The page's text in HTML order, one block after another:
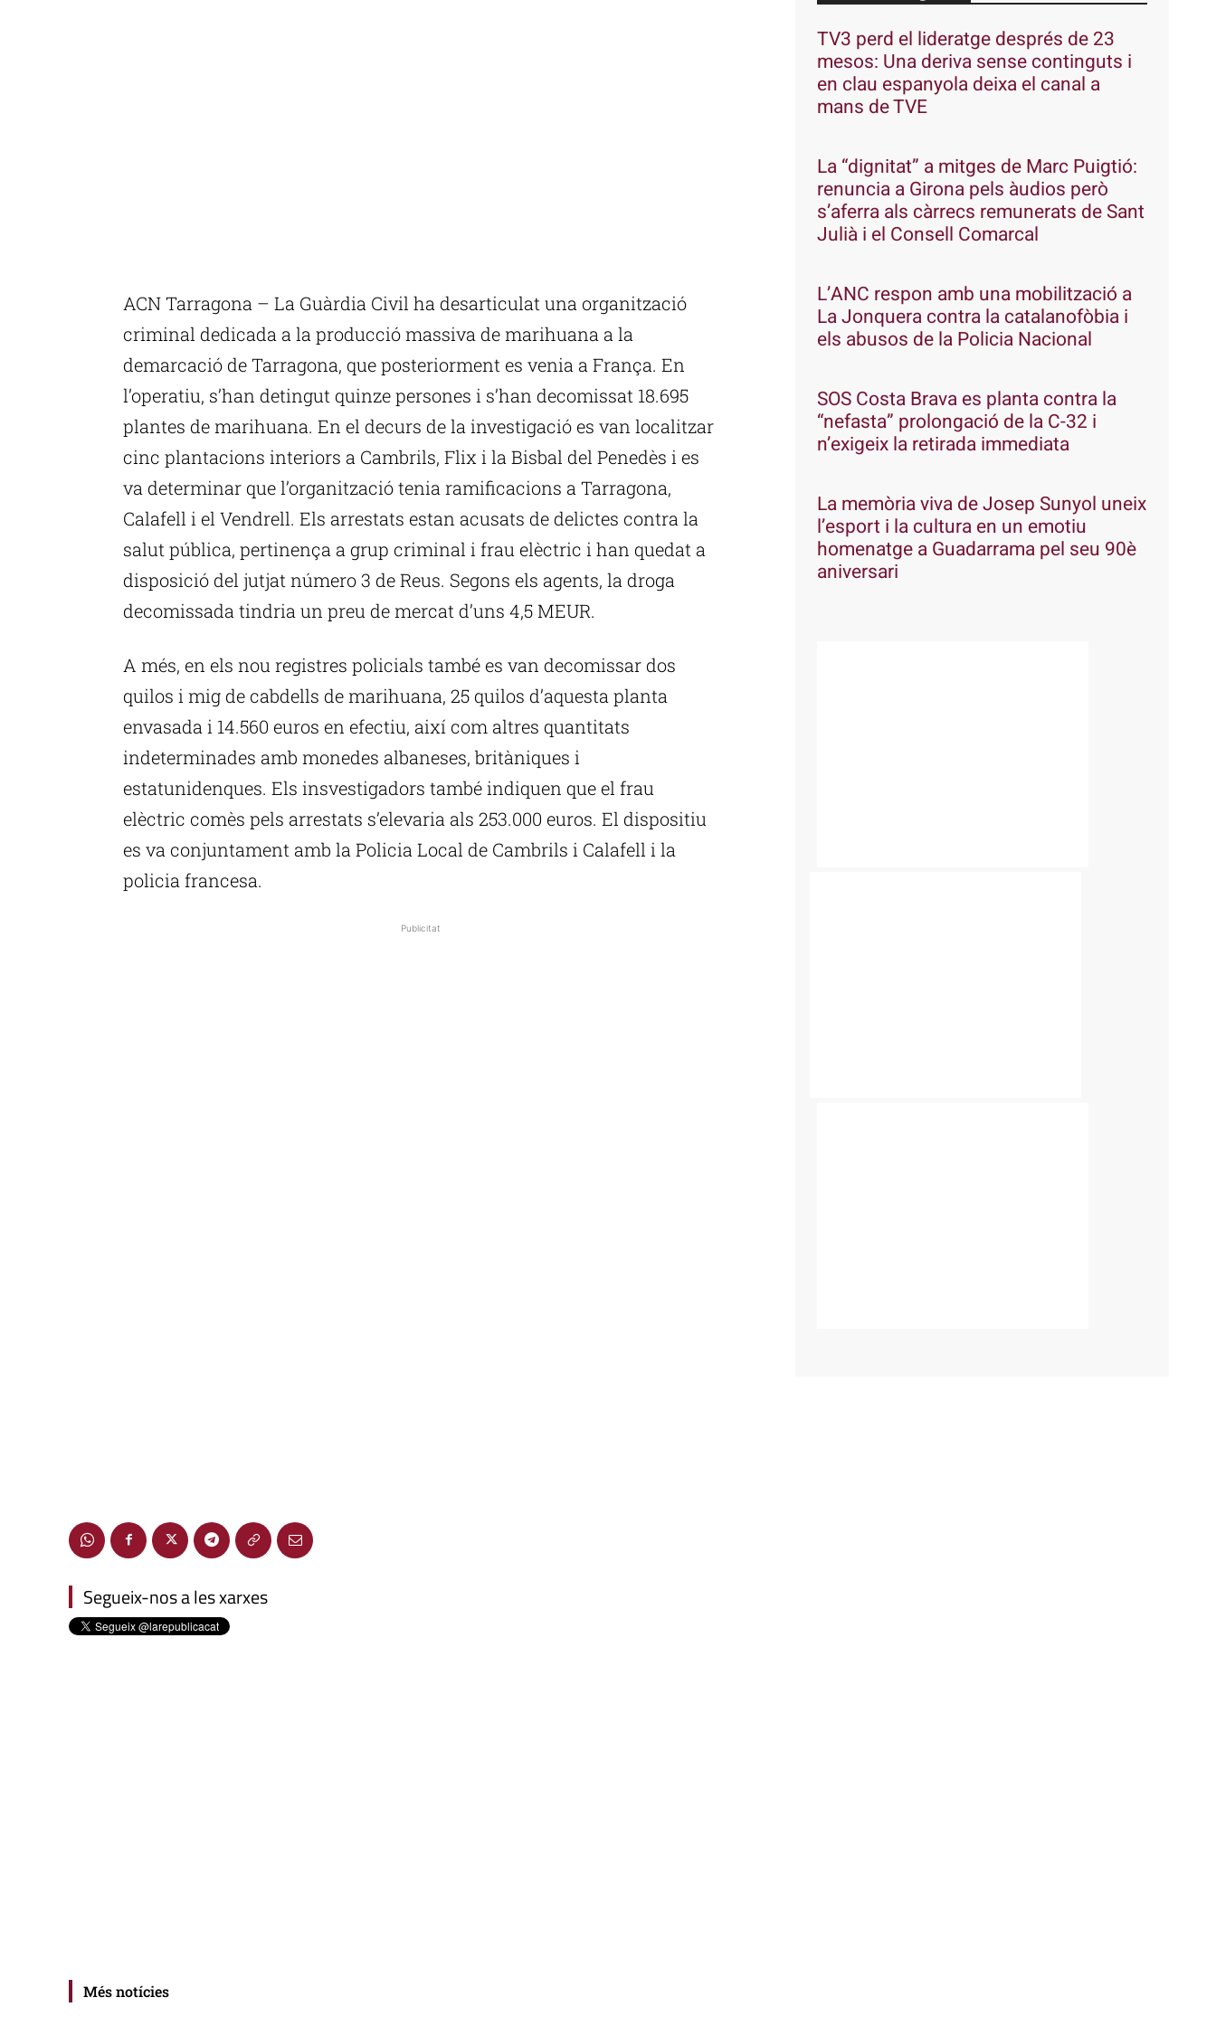
ACN Tarragona – La Guàrdia Civil ha desarticulat una organització
criminal dedicada a la producció massiva de marihuana a la
demarcació de Tarragona, que posteriorment es venia a França. En
l’operatiu, s’han detingut quinze persones i s’han decomissat 18.695
plantes de marihuana. En el decurs de la investigació es van localitzar
cinc plantacions interiors a Cambrils, Flix i la Bisbal del Penedès i es
va determinar que l’organització tenia ramificacions a Tarragona,
Calafell i el Vendrell. Els arrestats estan acusats de delictes contra la
salut pública, pertinença a grup criminal i frau elèctric i han quedat a
disposició del jutjat número 3 de Reus. Segons els agents, la droga
decomissada tindria un preu de mercat d’uns 4,5 MEUR.
A més, en els nou registres policials també es van decomissar dos
quilos i mig de cabdells de marihuana, 25 quilos d’aquesta planta
envasada i 14.560 euros en efectiu, així com altres quantitats
indeterminades amb monedes albaneses, britàniques i
estatunidenques. Els insvestigadors també indiquen que el frau
elèctric comès pels arrestats s’elevaria als 253.000 euros. El dispositiu
es va conjuntament amb la Policia Local de Cambrils i Calafell i la
policia francesa.
Publicitat
Segueix-nos a les xarxes
Més notícies
TV3 perd el lideratge després de 23
mesos: Una deriva sense continguts i
en clau espanyola deixa el canal a
mans de TVE
La “dignitat” a mitges de Marc Puigtió:
renuncia a Girona pels àudios però
s’aferra als càrrecs remunerats de Sant
Julià i el Consell Comarcal
L’ANC respon amb una mobilització a
La Jonquera contra la catalanofòbia i
els abusos de la Policia Nacional
SOS Costa Brava es planta contra la
“nefasta” prolongació de la C-32 i
n’exigeix la retirada immediata
La memòria viva de Josep Sunyol uneix
l’esport i la cultura en un emotiu
homenatge a Guadarrama pel seu 90è
aniversari